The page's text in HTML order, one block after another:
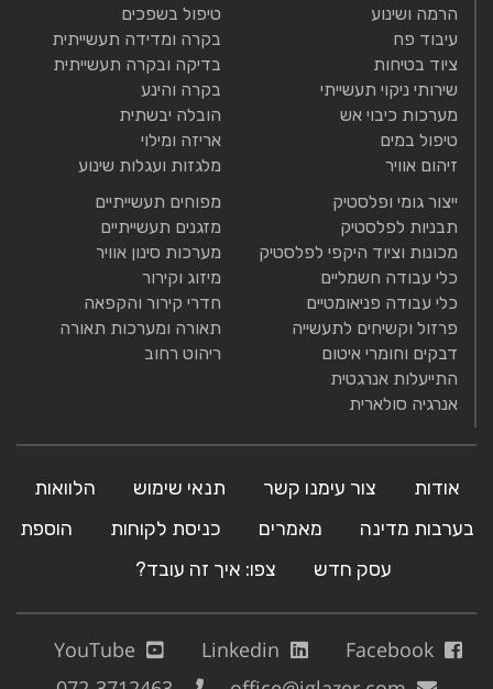
הרמה ושינוע
עיבוד פח
ציוד בטיחות
שירותי ניקוי תעשייתי
מערכות כיבוי אש
טיפול במים
זיהום אוויר
טיפול בשפכים
בקרה ומדידה תעשייתית
בדיקה ובקרה תעשייתית
בקרה והינע
הובלה יבשתית
אריזה ומילוי
מלגזות ועגלות שינוע
ייצור גומי ופלסטיק
תבניות לפלסטיק
מכונות וציוד היקפי לפלסטיק
כלי עבודה חשמליים
כלי עבודה פניאומטיים
פרזול וקשיחים לתעשייה
דבקים וחומרי איטום
התייעלות אנרגטית
אנרגיה סולארית
מפוחים תעשייתיים
מזגנים תעשייתיים
מערכות סינון אוויר
מיזוג וקירור
חדרי קירור והקפאה
תאורה ומערכות תאורה
ריהוט רחוב
אודות צור עימנו קשר תנאי שימוש
הלוואות
בערבות מדינה
מאמרים כניסת לקוחות
הוספת
עסק חדש
צפו: איך זה עובד?
Facebook